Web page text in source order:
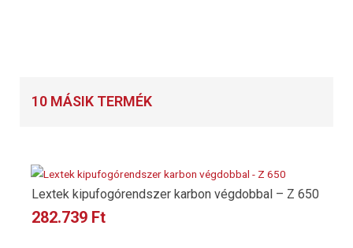
10 MÁSIK TERMÉK
Lextek kipufogórendszer karbon végdobbal – Z 650
282.739 Ft